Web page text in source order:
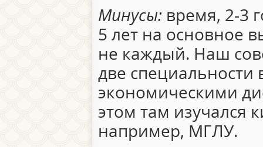
Минусы:время, 2-3
5 лет на основное
не каждый. Наш
две
экономическими
этом там изучался
например, МГЛУ.